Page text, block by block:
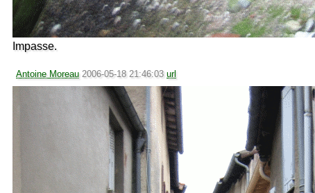
Impasse.
Antoine Moreau 2006-05-18 21:46:03 url